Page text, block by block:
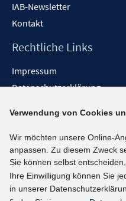
IAB-Newsletter
Kontakt
Rechtliche Links
Impressum
Datenschutzerklärung
Barrieren melden
Social-Media-Kanäle
BlueSky
YouTube
Verwendung von Cookies
Wir möchten unsere Online-
anpassen. Zu diesem Zweck
Sie können selbst
Ihre Einwilligung können Sie
in unserer